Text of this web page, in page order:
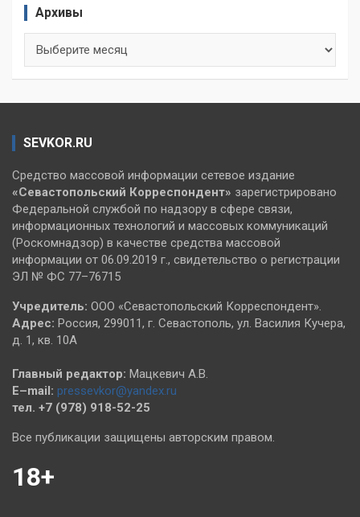
Архивы
SEVKOR.RU
Средство массовой информации сетевое издание
«Севастопольский Корреспондент» зарегистрировано
Федеральной службой по надзору в сфере связи,
информационных технологий и массовых коммуникаций
(Роскомнадзор) в качестве средства массовой
информации от 06.09.2019 г., свидетельство о регистрации
ЭЛ № ФС 77–76715
Учредитель: ООО «Севастопольский Корреспондент».
Адрес: Россия, 299011, г. Севастополь, ул. Василия Кучера,
д. 1, кв. 10А
Главный редактор: Мацкевич А.В.
E–mail: pressevkor@yandex.ru
тел. +7 (978) 918-52-25
Все публикации защищены авторским правом.
18+